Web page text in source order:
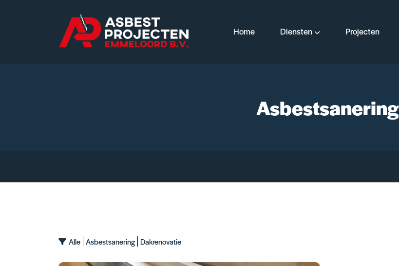
Home Diensten Projecten
Asbestsanering
Alle Asbestsanering Dakrenovatie